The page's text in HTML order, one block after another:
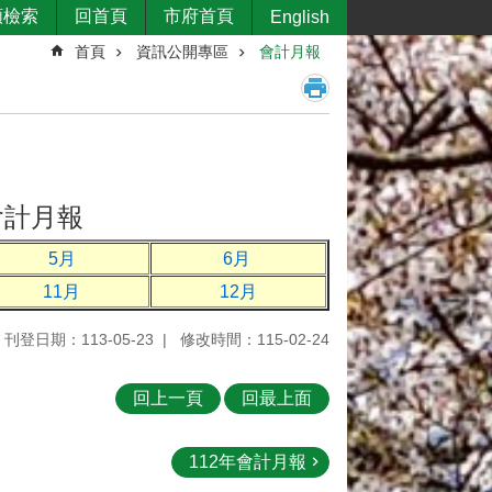
索 回首頁 市府首頁 English
首頁 資訊公開專區 會計月報
月報
5月
6月
11月
12月
刊登日期：113-05-23 修改時間：115-02-24
回上一頁 回最上面
112年會計月報